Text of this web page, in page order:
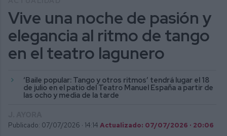
Vive una noche de pasión y
elegancia al ritmo de tango
en el teatro lagunero
‘Baile popular: Tango y otros ritmos’ tendrá lugar el 18
de julio en el patio del Teatro Manuel España a partir de
las ocho y media de la tarde
Publicado: 07/07/2026 · 14:14 Actualizado: 07/07/2026 · 20:06